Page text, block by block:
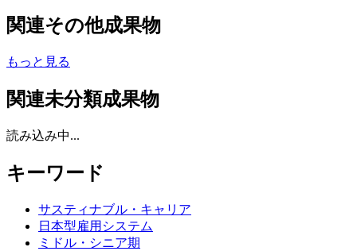
関連その他成果物
もっと見る
関連未分類成果物
読み込み中...
キーワード
サスティナブル・キャリア
日本型雇用システム
ミドル・シニア期